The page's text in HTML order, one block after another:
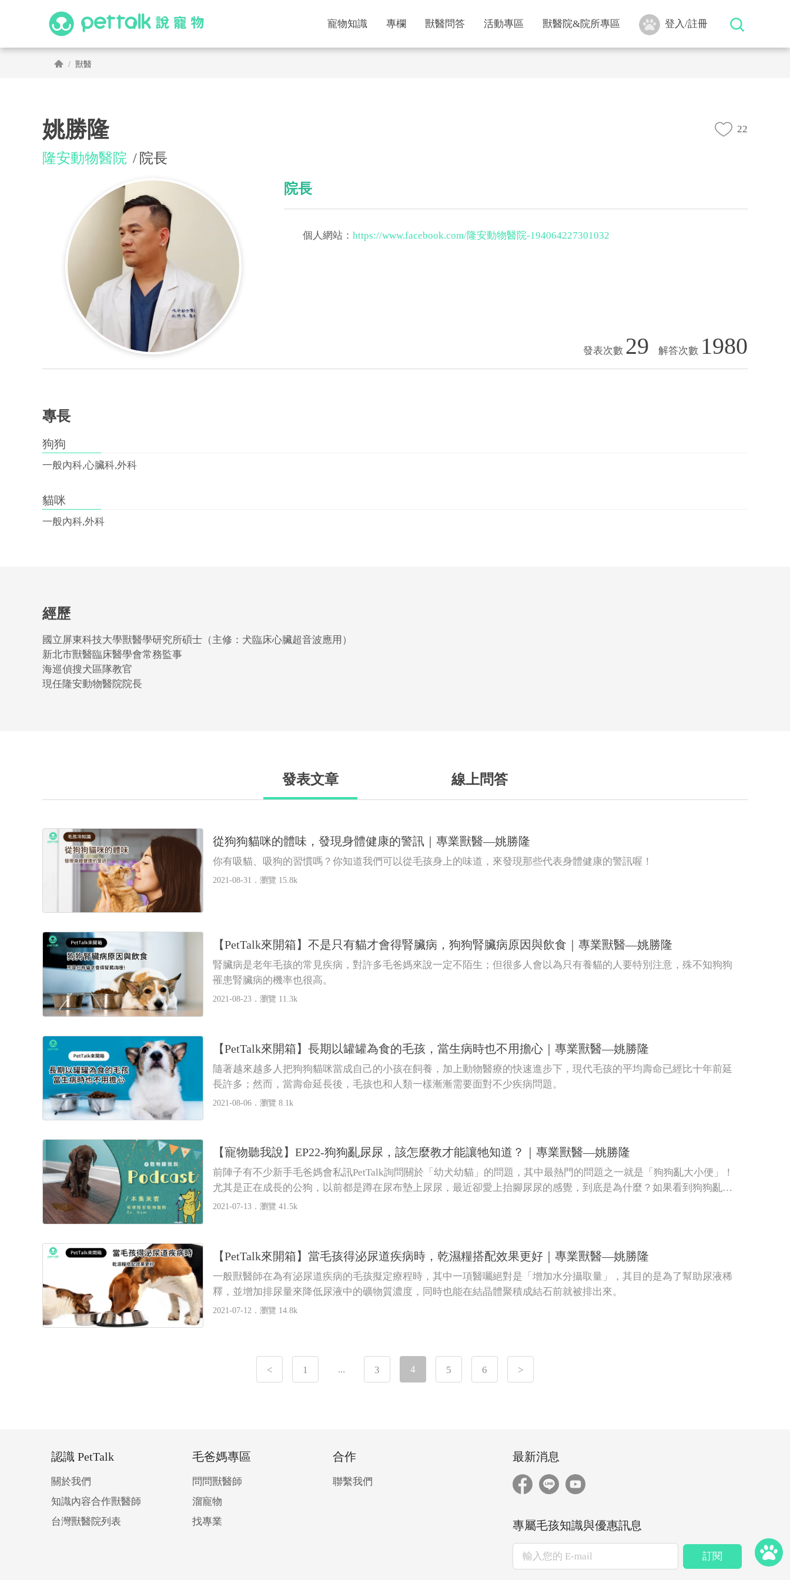
寵物知識 專欄 獸醫問答 活動專區 獸醫院&院所專區 登入/註冊
獸醫
姚勝隆
隆安動物醫院 院長
22
院長
個人網站： https://www.facebook.com/隆安動物醫院-194064227301032
29 1980
專長
狗狗
一般內科,心臟科,外科
貓咪
一般內科,外科
經歷
國立屏東科技大學獸醫學研究所碩士（主修：犬臨床心臟超音波應用）
新北市獸醫臨床醫學會常務監事
海巡偵搜犬區隊教官
現任隆安動物醫院院長
發表文章 線上問答
從狗狗貓咪的體味，發現身體健康的警訊｜專業獸醫—姚勝隆
你有吸貓、吸狗的習慣嗎？你知道我們可以從毛孩身上的味道，來發現那些代表身體健康的警訊喔！
2021-08-31． 瀏覽 15.8k
【PetTalk來開箱】不是只有貓才會得腎臟病，狗狗腎臟病原因與飲食｜專業獸醫—姚勝隆
腎臟病是老年毛孩的常見疾病，對許多毛爸媽來說一定不陌生；但很多人會以為只有養貓的人要特別注意，殊不知狗狗
罹患腎臟病的機率也很高。
2021-08-23． 瀏覽 11.3k
【PetTalk來開箱】長期以罐罐為食的毛孩，當生病時也不用擔心｜專業獸醫—姚勝隆
隨著越來越多人把狗狗貓咪當成自己的小孩在飼養，加上動物醫療的快速進步下，現代毛孩的平均壽命已經比十年前延
長許多；然而，當壽命延長後，毛孩也和人類一樣漸漸需要面對不少疾病問題。
2021-08-06． 瀏覽 8.1k
【寵物聽我說】EP22-狗狗亂尿尿，該怎麼教才能讓牠知道？｜專業獸醫—姚勝隆
前陣子有不少新手毛爸媽會私訊PetTalk詢問關於「幼犬幼貓」的問題，其中最熱門的問題之一就是「狗狗亂大小便」！
尤其是正在成長的公狗，以前都是蹲在尿布墊上尿尿，最近卻愛上抬腳尿尿的感覺，到底是為什麼？如果看到狗狗亂便
便、亂尿尿，是不是要處罰牠，這樣下次牠才會知道不可以亂大小便？
2021-07-13． 瀏覽 41.5k
【PetTalk來開箱】當毛孩得泌尿道疾病時，乾濕糧搭配效果更好｜專業獸醫—姚勝隆
一般獸醫師在為有泌尿道疾病的毛孩擬定療程時，其中一項醫囑絕對是「增加水分攝取量」，其目的是為了幫助尿液稀
釋，並增加排尿量來降低尿液中的礦物質濃度，同時也能在結晶體聚積成結石前就被排出來。
2021-07-12． 瀏覽 14.8k
< 1 ... 3 4 5 6 >
認識 PetTalk
關於我們
知識內容合作獸醫師
台灣獸醫院列表
毛爸媽專區
問問獸醫師
溜寵物
找專業
合作
聯繫我們
最新消息
專屬毛孩知識與優惠訊息
訂閱